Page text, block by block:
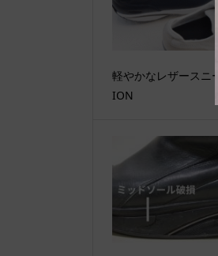
軽やかなレザースニ
ION